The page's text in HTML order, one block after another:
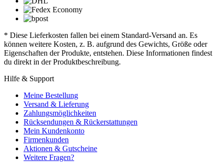
* Diese Lieferkosten fallen bei einem Standard-Versand an. Es
können weitere Kosten, z. B. aufgrund des Gewichts, Größe oder
Eigenschaften der Produkte, entstehen. Diese Informationen findest
du direkt in der Produktbeschreibung.
Hilfe & Support
Meine Bestellung
Versand & Lieferung
Zahlungsmöglichkeiten
Rücksendungen & Rückerstattungen
Mein Kundenkonto
Firmenkunden
Aktionen & Gutscheine
Weitere Fragen?